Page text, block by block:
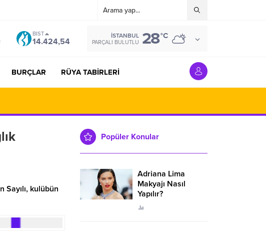
BIST
14.424,54
İSTANBUL
PARÇALI BULUTLU 28°C
BURÇLAR RÜYA TABİRLERİ
kulübün
Popüler Konular
Adriana Lima
Makyajı Nasıl
Yapılır?